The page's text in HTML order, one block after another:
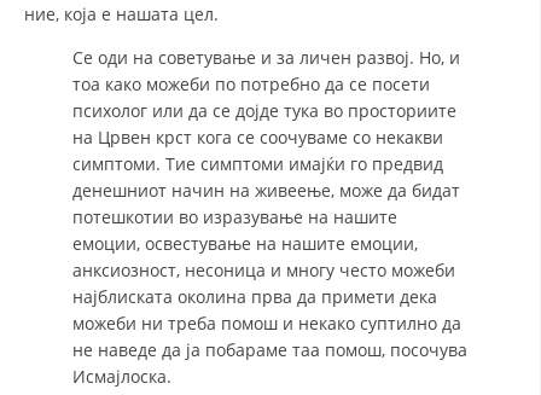
ние, која е нашата цел.
Се оди на советување и за личен развој. Но, и
тоа како можеби по потребно да се посети
психолог или да се дојде тука во просториите
на Црвен крст кога се соочуваме со некакви
симптоми. Тие симптоми имајќи го предвид
денешниот начин на живеење, може да бидат
потешкотии во изразување на нашите
емоции, освестување на нашите емоции,
анксиозност, несоница и многу често можеби
најблиската околина прва да примети дека
можеби ни треба помош и некако суптилно да
не наведе да ја побараме таа помош, посочува
Исмајлоска.